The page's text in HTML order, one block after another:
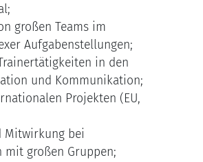
großen Teams im
Aufgabenstellungen;
in den
und Kommunikation;
Projekten (EU,
Mitwirkung bei
mit großen Gruppen;